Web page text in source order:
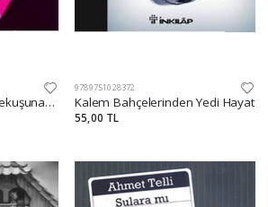
Yaz Boz Tahtası - Devekuşuna Mektuplar 2
9789751028372
Kalem Bahçelerinden Yedi Hayat
55,00 TL